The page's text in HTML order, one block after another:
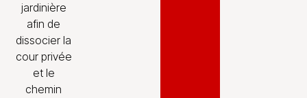
jardinière
afin de
dissocier la
cour privée
et le
chemin